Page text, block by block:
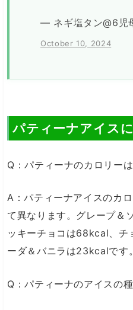
— ネギ塩タン@6児
October 10, 2024
パティーナアイス
Q：パティーナのカロリーは
A：パティーナアイスのカ
て異なります。グレープ＆
ッキーチョコは68kcal、
ーダ＆バニラは23kcalです。
Q：パティーナのアイスの